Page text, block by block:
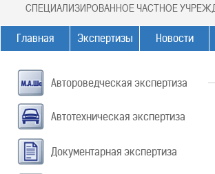
СПЕЦИАЛИЗИРОВАННОЕ ЧАСТНОЕ
Главная Экспертизы Новости
Автороведческая экспертиза
Автотехническая экспертиза
Документарная экспертиза